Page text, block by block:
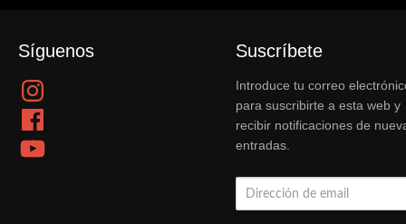
Síguenos
Instagram
Facebook
YouTube
Suscríbete
Introduce tu correo
para suscribirte a esta web y
recibir notificaciones de
entradas.
Dirección